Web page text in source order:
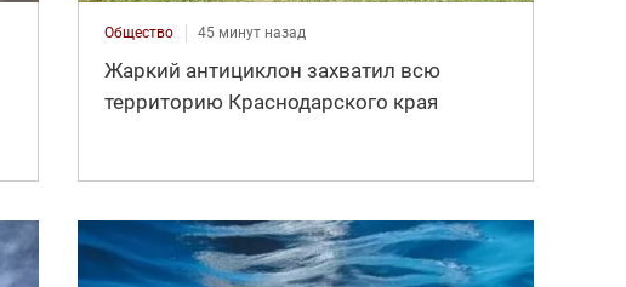
Общество 45 минут назад
Жаркий антициклон захватил всю
территорию Краснодарского края